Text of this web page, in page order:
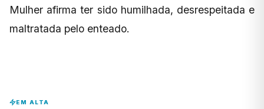
Mulher afirma ter sido humilhada, desrespeitada e
maltratada pelo enteado.
EM ALTA